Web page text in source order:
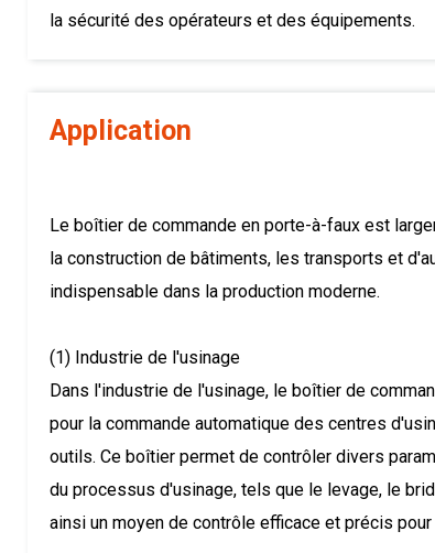
la sécurité des opérateurs et des équipements.
Application
Le boîtier de commande en porte-à-faux est
la construction de bâtiments, les transports et
indispensable dans la production moderne.
(1) Industrie de l'usinage
Dans l'industrie de l'usinage, le boîtier de
pour la commande automatique des centres
outils. Ce boîtier permet de contrôler divers
du processus d'usinage, tels que le levage, le
ainsi un moyen de contrôle efficace et précis pour